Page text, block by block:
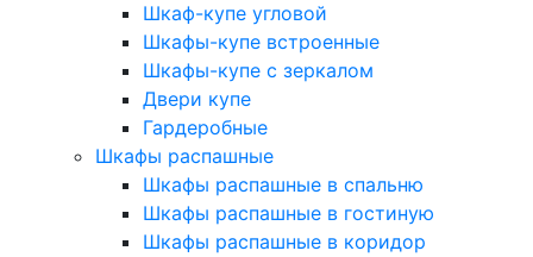
Шкаф-купе угловой
Шкафы-купе встроенные
Шкафы-купе с зеркалом
Двери купе
Гардеробные
Шкафы распашные
Шкафы распашные в спальню
Шкафы распашные в гостиную
Шкафы распашные в коридор